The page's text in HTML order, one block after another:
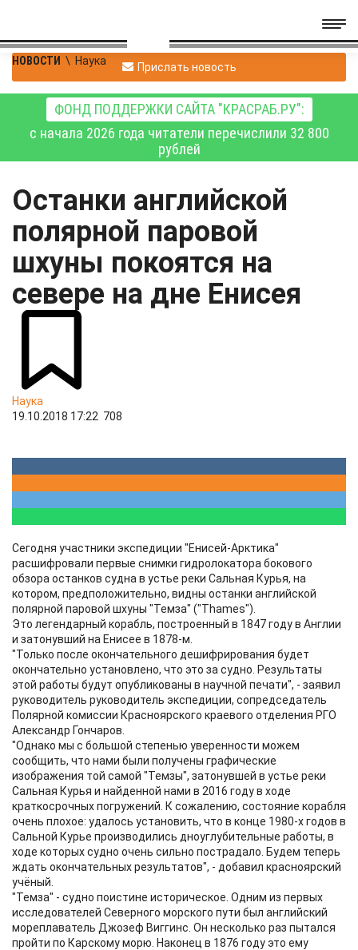
НОВОСТИ \ Наука Прислать новость
ФОНД ПОДДЕРЖКИ САЙТА "КРАСРАБ.РУ":
с начала 2026 года читатели перечислили 32 800
рублей
Останки английской
полярной паровой
шхуны покоятся на
севере на дне Енисея
Наука
19.10.2018 17:22 708
Сегодня участники экспедиции "Енисей-Арктика"
расшифровали первые снимки гидролокатора бокового
обзора останков судна в устье реки Сальная Курья, на
котором, предположительно, видны останки английской
полярной паровой шхуны "Темза" ("Thames").
Это легендарный корабль, построенный в 1847 году в Англии
и затонувший на Енисее в 1878-м.
"Только после окончательного дешифрирования будет
окончательно установлено, что это за судно. Результаты
этой работы будут опубликованы в научной печати", - заявил
руководитель руководитель экспедиции, сопредседатель
Полярной комиссии Красноярского краевого отделения РГО
Александр Гончаров.
"Однако мы с большой степенью уверенности можем
сообщить, что нами были получены графические
изображения той самой "Темзы", затонувшей в устье реки
Сальная Курья и найденной нами в 2016 году в ходе
краткосрочных погружений. К сожалению, состояние корабля
очень плохое: удалось установить, что в конце 1980-х годов в
Сальной Курье производились дноуглубительные работы, в
ходе которых судно очень сильно пострадало. Будем теперь
ждать окончательных результатов", - добавил красноярский
учёный.
"Темза" - судно поистине историческое. Одним из первых
исследователей Северного морского пути был английский
мореплаватель Джозеф Виггинс. Он несколько раз пытался
пройти по Карскому морю. Наконец в 1876 году это ему